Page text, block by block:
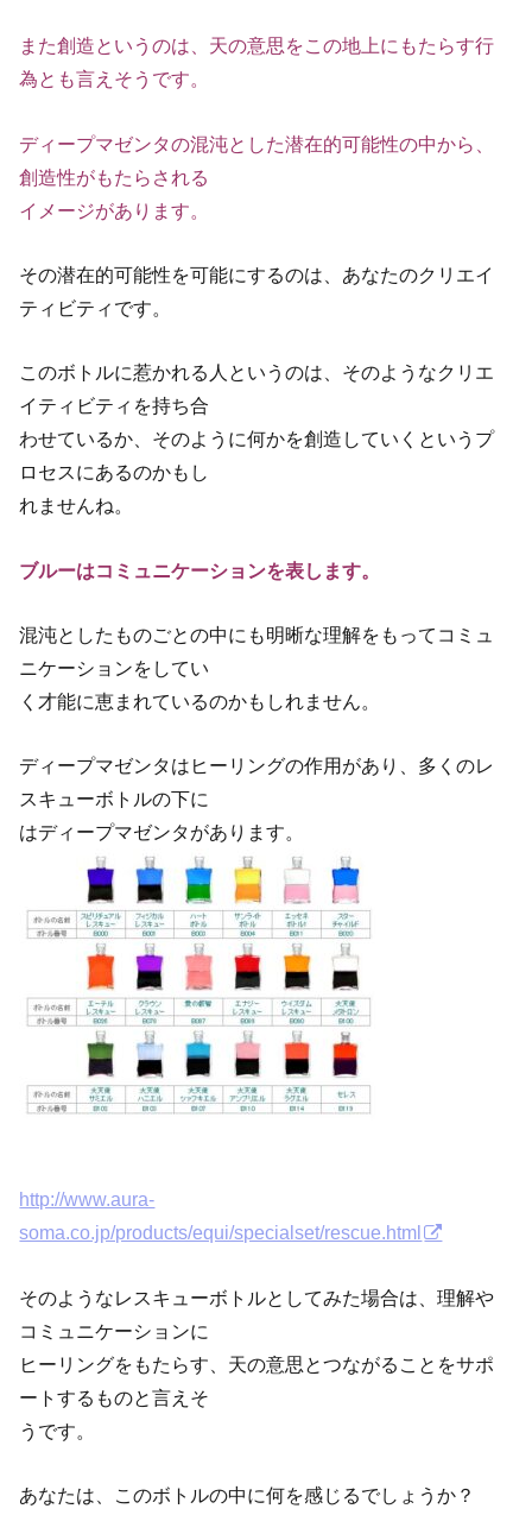
また創造というのは、天の意思をこの地上にもたらす行
為とも言えそうです。
ディープマゼンタの混沌とした潜在的可能性の中から、
創造性がもたらされる
イメージがあります。
その潜在的可能性を可能にするのは、あなたのクリエイ
ティビティです。
このボトルに惹かれる人というのは、そのようなクリエ
イティビティを持ち合
わせているか、そのように何かを創造していくというプ
ロセスにあるのかもし
れませんね。
ブルーはコミュニケーションを表します。
混沌としたものごとの中にも明晰な理解をもってコミュ
ニケーションをしてい
く才能に恵まれているのかもしれません。
ディープマゼンタはヒーリングの作用があり、多くのレ
スキューボトルの下に
はディープマゼンタがあります。
http://www.aura-
soma.co.jp/products/equi/specialset/rescue.html
そのようなレスキューボトルとしてみた場合は、理解や
コミュニケーションに
ヒーリングをもたらす、天の意思とつながることをサポ
ートするものと言えそ
うです。
あなたは、このボトルの中に何を感じるでしょうか？